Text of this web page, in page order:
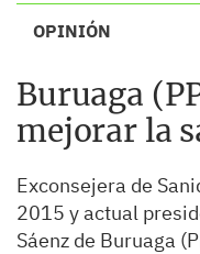
OPINIÓN
Buruaga
mejorar la
Exconsejera de
2015 y actual
Sáenz de Buruaga